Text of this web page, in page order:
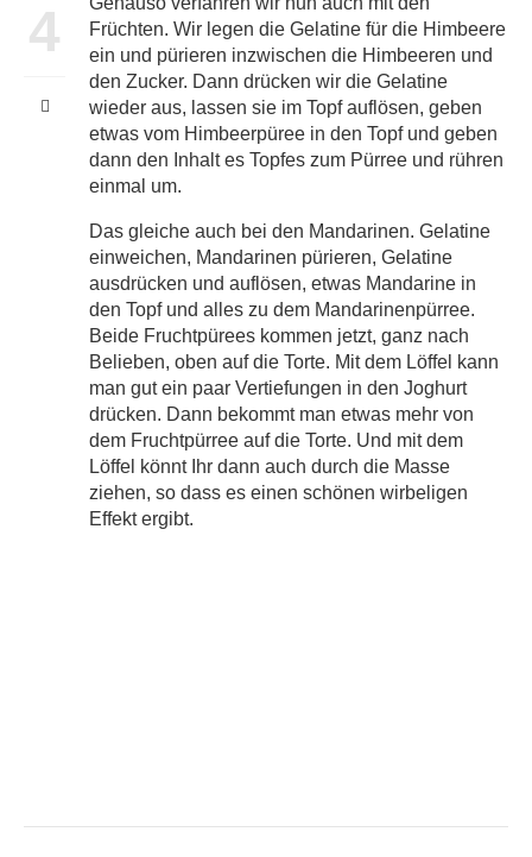
4
Früchten. Wir legen die Gelatine für die Himbeere
ein und pürieren inzwischen die Himbeeren und
den Zucker. Dann drücken wir die Gelatine
wieder aus, lassen sie im Topf auflösen, geben
etwas vom Himbeerpüree in den Topf und geben
dann den Inhalt es Topfes zum Pürree und rühren
einmal um.
Das gleiche auch bei den Mandarinen. Gelatine
einweichen, Mandarinen pürieren, Gelatine
ausdrücken und auflösen, etwas Mandarine in
den Topf und alles zu dem Mandarinenpürree.
Beide Fruchtpürees kommen jetzt, ganz nach
Belieben, oben auf die Torte. Mit dem Löffel kann
man gut ein paar Vertiefungen in den Joghurt
drücken. Dann bekommt man etwas mehr von
dem Fruchtpürree auf die Torte. Und mit dem
Löffel könnt Ihr dann auch durch die Masse
ziehen, so dass es einen schönen wirbeligen
Effekt ergibt.